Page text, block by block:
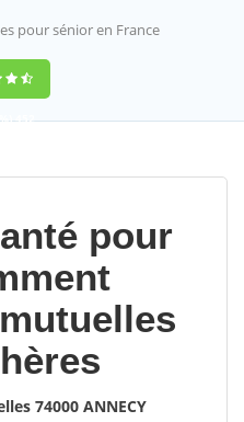
pour sénior en France
452
pour
74000 ANNECY